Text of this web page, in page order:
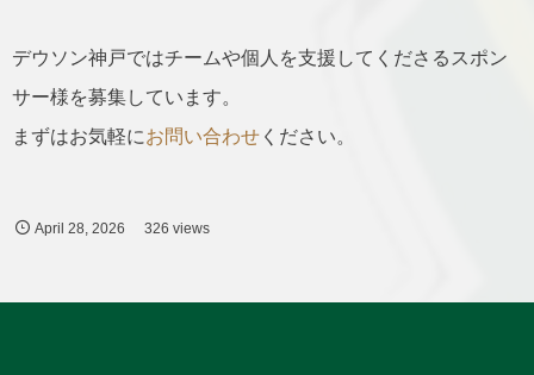
デウソン神戸ではチームや個人を支援してくださるスポン
サー様を募集しています。
まずはお気軽にお問い合わせ ください。
April 28 ,2026 326 views